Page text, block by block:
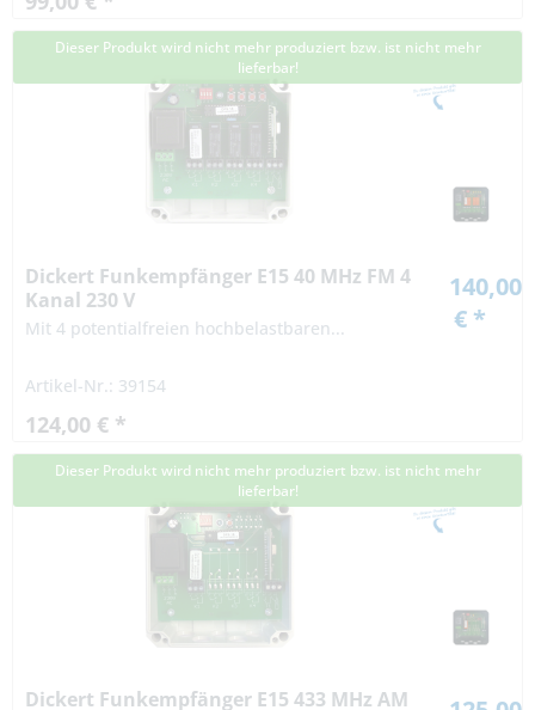
Dieser Produkt wird nicht mehr produziert bzw. ist nicht mehr
lieferbar!
Dickert Funkempfänger E15 40 MHz FM 4
Kanal 230 V
Mit 4 potentialfreien hochbelastbaren...
Artikel-Nr.: 39154
124,00 € *
140,00
€ *
Dieser Produkt wird nicht mehr produziert bzw. ist nicht mehr
lieferbar!
Dickert Funkempfänger E15 433 MHz AM